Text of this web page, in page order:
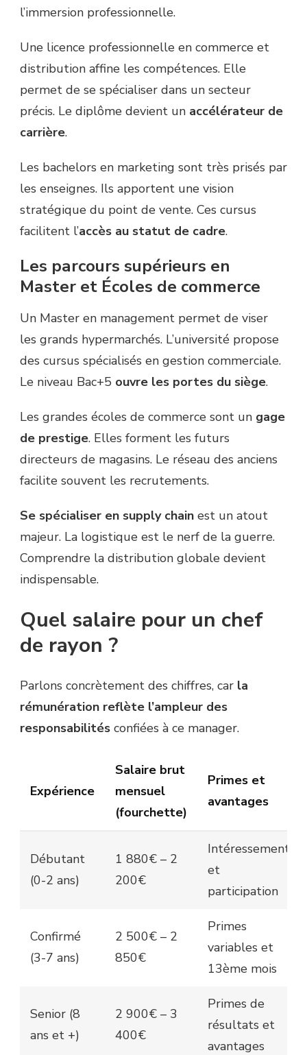
l’immersion professionnelle.
Une licence professionnelle en commerce et
distribution affine les compétences. Elle
permet de se spécialiser dans un secteur
précis. Le diplôme devient un accélérateur de
carrière.
Les bachelors en marketing sont très prisés par
les enseignes. Ils apportent une vision
stratégique du point de vente. Ces cursus
facilitent l’accès au statut de cadre.
Les parcours supérieurs en
Master et Écoles de commerce
Un Master en management permet de viser
les grands hypermarchés. L’université propose
des cursus spécialisés en gestion commerciale.
Le niveau Bac+5 ouvre les portes du siège.
Les grandes écoles de commerce sont un gage
de prestige. Elles forment les futurs
directeurs de magasins. Le réseau des anciens
facilite souvent les recrutements.
Se spécialiser en supply chain est un atout
majeur. La logistique est le nerf de la guerre.
Comprendre la distribution globale devient
indispensable.
Quel salaire pour un chef
de rayon ?
Parlons concrètement des chiffres, car la
rémunération reflète l’ampleur des
responsabilités confiées à ce manager.
Expérience
Salaire brut
mensuel
(fourchette)
Primes et
avantages
Débutant
(0-2 ans)
1 880€ – 2
200€
Intéressement
et
participation
Confirmé
(3-7 ans)
2 500€ – 2
850€
Primes
variables et
13ème mois
Senior (8
ans et +)
2 900€ – 3
400€
Primes de
résultats et
avantages